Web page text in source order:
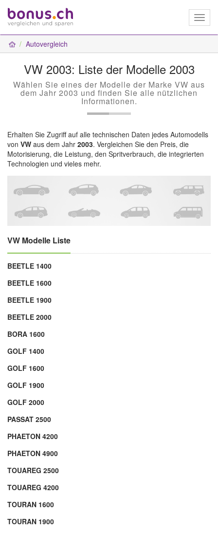
Autovergleich
VW 2003: Liste der Modelle 2003
Wählen Sie eines der Modelle der Marke VW aus
dem Jahr 2003 und finden Sie alle nützlichen
Informationen.
Erhalten Sie Zugriff auf alle technischen Daten jedes Automodells
von VW aus dem Jahr 2003. Vergleichen Sie den Preis, die
Motorisierung, die Leistung, den Spritverbrauch, die integrierten
Technologien und vieles mehr.
VW Modelle Liste
BEETLE 1400
BEETLE 1600
BEETLE 1900
BEETLE 2000
BORA 1600
GOLF 1400
GOLF 1600
GOLF 1900
GOLF 2000
PASSAT 2500
PHAETON 4200
PHAETON 4900
TOUAREG 2500
TOUAREG 4200
TOURAN 1600
TOURAN 1900